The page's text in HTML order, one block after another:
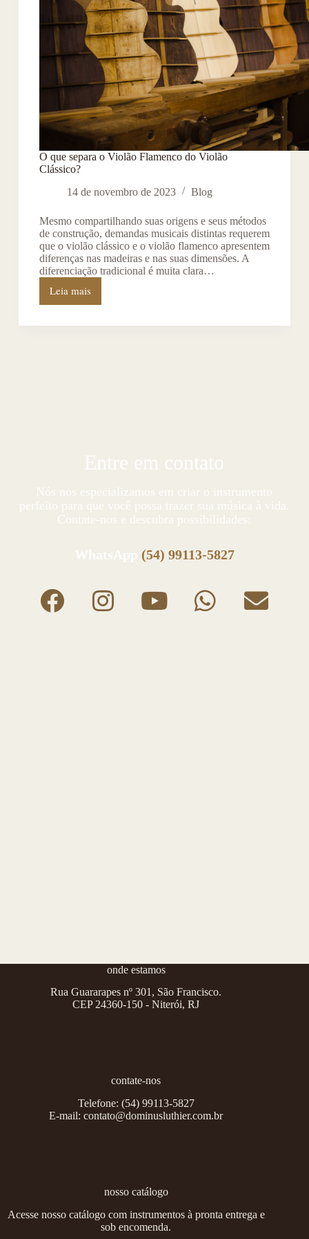
O que separa o Violão Flamenco do Violão
Clássico?
14 de novembro de 2023
Blog
Mesmo compartilhando suas origens e seus métodos
de construção, demandas musicais distintas requerem
que o violão clássico e o violão flamenco apresentem
diferenças nas madeiras e nas suas dimensões. A
diferenciação tradicional é muita clara…
Leia mais
Entre em contato
Nós nos especializamos em criar o instrumento
perfeito para que você possa trazer sua música à vida.
Contate-nos e descubra possibilidades:
WhatsApp (54) 99113-5827
onde estamos
Rua Guararapes nº 301, São Francisco.
CEP 24360-150 - Niterói, RJ
contate-nos
Telefone: (54) 99113-5827
E-mail:contato@dominusluthier.com.br
nosso catálogo
Acesse nosso catálogo com instrumentos à pronta entrega e
sob encomenda.